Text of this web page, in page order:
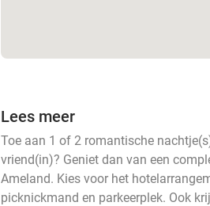
Lees meer
Toe aan 1 of 2 romantische
vriend(in)? Geniet dan van een
Ameland. Kies voor het
picknickmand en parkeerplek. Ook